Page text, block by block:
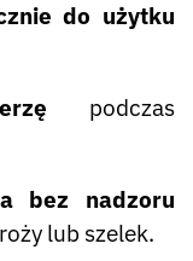
do użytku
podczas
bez nadzoru
lub szelek.